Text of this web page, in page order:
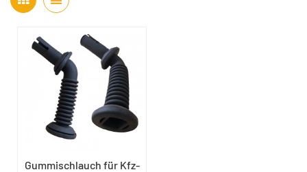
Gummischlauch für Kfz-